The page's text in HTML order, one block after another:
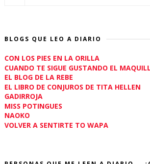
BLOGS QUE LEO A DIARIO
CON LOS PIES EN LA ORILLA
CUANDO TE SIGUE GUSTANDO EL
EL BLOG DE LA REBE
EL LIBRO DE CONJUROS DE TITA HELLEN
GADIRROJA
MISS POTINGUES
NAOKO
VOLVER A SENTIRTE TO WAPA